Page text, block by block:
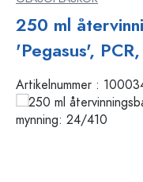
250 ml
'Pegasus',
Artikelnummer :